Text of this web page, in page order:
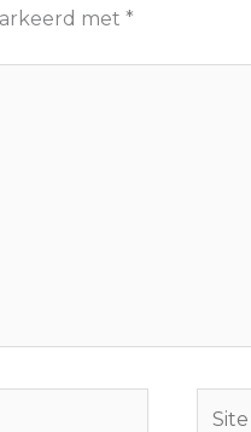
met *